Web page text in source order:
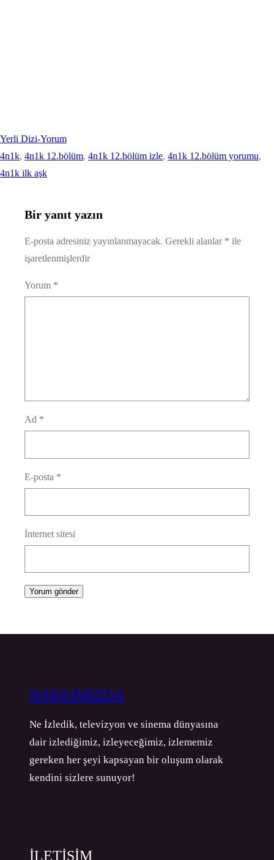
Yerli Dizi-Yorum
4n1k, 4n1k 12.bölüm, 4n1k 12.bölüm izle, 4n1k 12.bölüm yorumu
4n1k ilk aşk
Bir yanıt yazın
E-posta adresiniz yayınlanmayacak. Gerekli alanlar * ile
işaretlenmişlerdir
Yorum *
Ad *
E-posta *
İnternet sitesi
HAKKIMIZDA
Ne İzledik, televizyon ve sinema dünyasına
dair izlediğimiz, izleyeceğimiz, izlememiz
gereken her şeyi kapsayan bir oluşum olarak
kendini sizlere sunuyor!
İLETİŞİM